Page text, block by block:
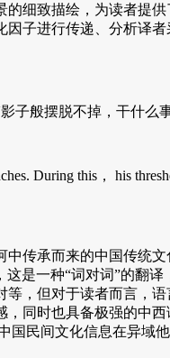
细致描绘，为读者提
子进行传递、分析译
般摆脱不掉，干什么事
During this， his
承而来的中国传统
这是一种“词对词”的
，但对于读者而言，
同时也具备极强的中
民间文化信息在异域他